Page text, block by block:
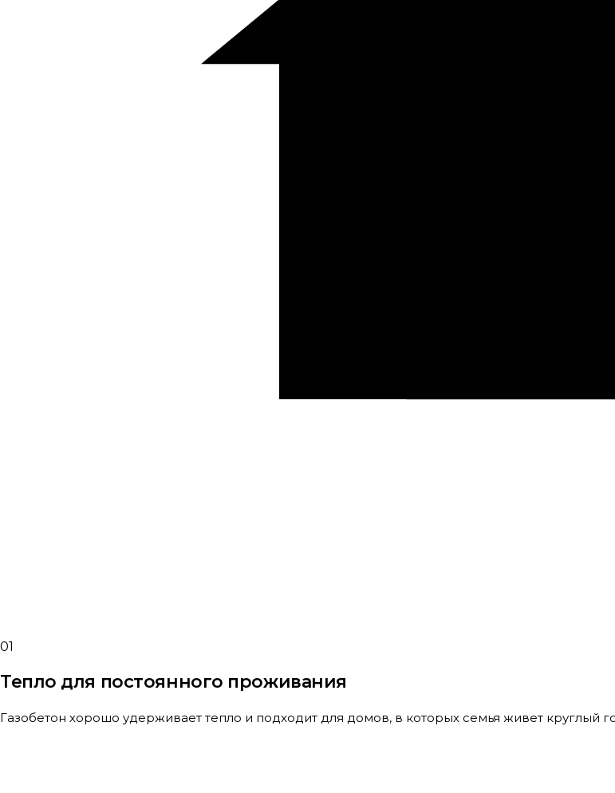
01
Тепло для постоянного проживания
Газобетон хорошо удерживает тепло и подходит для домов, в которых семья живет круглый